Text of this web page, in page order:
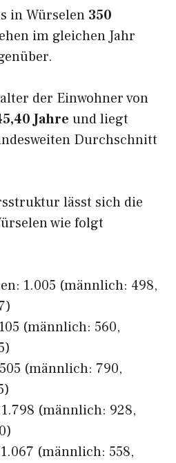
in Würselen 350
im gleichen Jahr
der Einwohner von
Jahre und liegt
Durchschnitt
lässt sich die
wie folgt
1.005 (männlich: 498,
(männlich: 560,
(männlich: 790,
1.798 (männlich: 928,
(männlich: 558,